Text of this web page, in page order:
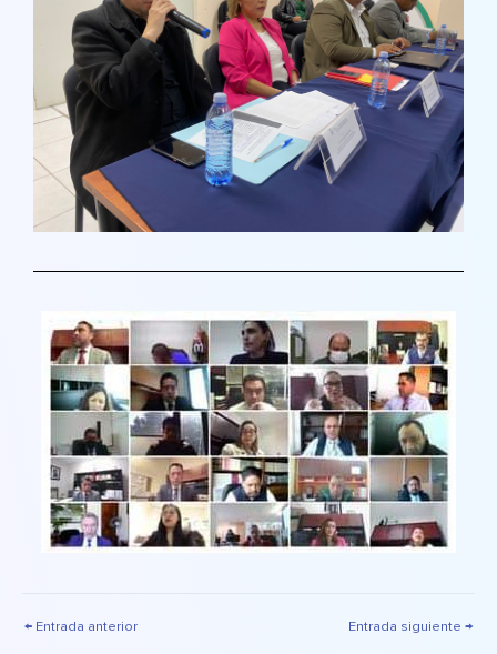
← Entrada anterior Entrada siguiente →